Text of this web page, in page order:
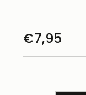
Normale
€7,95